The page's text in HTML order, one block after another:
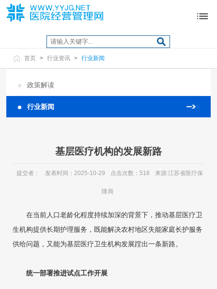
首页 > 行业资讯 > 行业新闻
政策解读
行业新闻
基层医疗机构的发展新路
提交者： 发表时间：2025-10-29 点击次数：518 来源:江苏省医疗保
障局
在当前人口老龄化程度持续加深的背景下，推动基层医疗卫
生机构提供长期护理服务，既能解决农村地区失能家庭长护服务
供给问题，又能为基层医疗卫生机构发展蹚出一条新路。
统一部署推进试点工作开展